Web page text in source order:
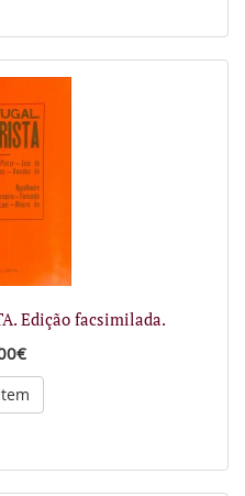
Edição facsimilada.